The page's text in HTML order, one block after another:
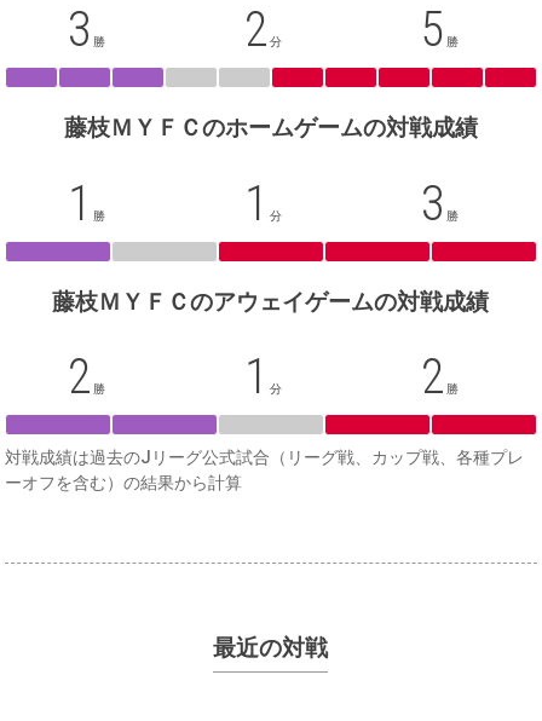
3 勝 2 分 5 勝
藤枝ＭＹＦＣのホームゲームの対戦成績
1 勝 1 分 3 勝
藤枝ＭＹＦＣのアウェイゲームの対戦成績
2 勝 1 分 2 勝
対戦成績は過去のJリーグ公式試合（リーグ戦、カップ戦、各種プレ
ーオフを含む）の結果から計算
最近の対戦